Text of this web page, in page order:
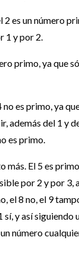
2 es un número
1 y por 2.
primo, ya que
no es primo, ya
además del 1 y
es primo.
más. El 5 es
por 2 y por 3,
el 8 no, el 9
sí, y así siguiendo
número